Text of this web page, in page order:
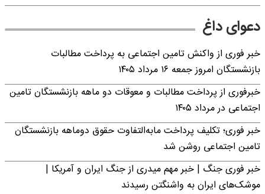
دعوای داغ
خبر فوری از واکنش تامین اجتماعی به پرداخت مطالبات
بازنشستگان امروز جمعه ۱۶ مرداد ۱۴۰۵
خبرفوری از پرداخت مطالبات و معوقات دو ماهه بازنشستگان تامین
اجتماعی در مرداد ۱۴۰۵
خبر فوری؛ تکلیف پرداخت مابه‌التفاوت حقوق دوماهه بازنشستگان
تامین اجتماعی روشن شد
خبر فوری جنگ | خبر مهم میدری از جنگ ایران و آمریکا |
موشک‌های ایران به واشنگتن رسیدند